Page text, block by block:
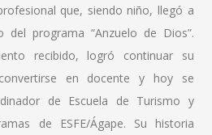
que, siendo niño, llegó a
del programa “Anzuelo de Dios”.
recibido, logró continuar su
en docente y hoy se
de Escuela de Turismo y
de ESFE/Ágape. Su historia